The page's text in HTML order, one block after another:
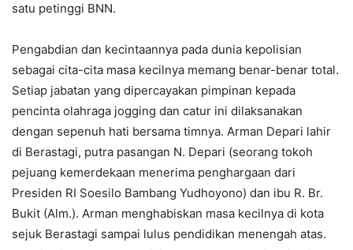
satu petinggi BNN.
Pengabdian dan kecintaannya pada dunia kepolisian
sebagai cita-cita masa kecilnya memang benar-benar total.
Setiap jabatan yang dipercayakan pimpinan kepada
pencinta olahraga jogging dan catur ini dilaksanakan
dengan sepenuh hati bersama timnya. Arman Depari lahir
di Berastagi, putra pasangan N. Depari (seorang tokoh
pejuang kemerdekaan menerima penghargaan dari
Presiden RI Soesilo Bambang Yudhoyono) dan ibu R. Br.
Bukit (Alm.). Arman menghabiskan masa kecilnya di kota
sejuk Berastagi sampai lulus pendidikan menengah atas.